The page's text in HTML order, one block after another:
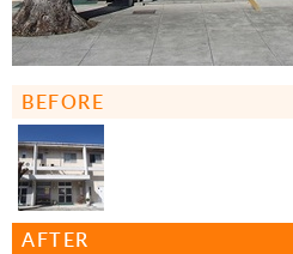
BEFORE
AFTER